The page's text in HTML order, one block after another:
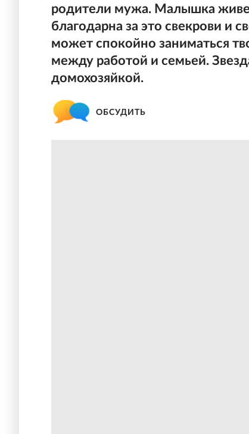
родители мужа. Малышка
благодарна за это свекрови и
может спокойно заниматься
между работой и семьей.
домохозяйкой.
ОБСУДИТЬ